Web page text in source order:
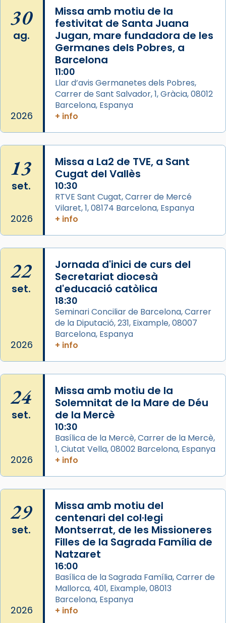
📸 J. Merino
Photo
View on Facebook Share
Arquebisbat de Barcelona
de Barcelona.
2 weeks ago
Aquest dilluns, 27 de juliol, ha tingut lloc la
missa d’acció de gràcies en agraïment al
L’arquebisbe de Barcelona, el cardenal Joan
Josep Omella, ha presidit la missa i l’ha
concelebrat el bisbe auxiliar de Barcelona,
Mons. David Abadías.
📸 Dr. G. Simón
Arquebisbat de Barcelona
2 weeks ago
Memòria de les santes Juliana i
Semproniana, verges i màrtirs.
Acompanyant la història de sant Cugat, a
eterna”) són deixebles seves. I l’any 1667, el
frare Joan Gaspar Roig, afirma en una obra
que les santes són filles de l’antiga Iluro.
Mataró en reivindicarà les relíquies fins que
les aconseguirà el 1772. L’ofici que es canta
a la “Missa de les Santes” (“Missa de
pontifici, amb orquestra i cor, i té una
duració aproximada de tres hores. Després,
processó (recuperada el 1972) al voltant
del temple amb les relíquies de les santes.
Des de 1985 hi participa també un grup de
diablesses amb música i ball propis. Festa
gran a Mataró.
«Si vols saber què és calor, ves per les
Santes a Mataró»🥵.
30
ag.
2026
Missa amb motiu de la
festivitat de Santa Juana
Jugan, mare fundadora de les
Germanes dels Pobres, a
Barcelona
11:00
Llar d’avis Germanetes dels Pobres,
Carrer de Sant Salvador, 1, Gràcia, 08012
Barcelona, Espanya
+ info
13
set.
2026
Missa a La2 de TVE, a Sant
Cugat del Vallès
10:30
RTVE Sant Cugat, Carrer de Mercé
Vilaret, 1, 08174 Barcelona, Espanya
+ info
22
set.
2026
Jornada d'inici de curs del
Secretariat diocesà
d'educació catòlica
18:30
Seminari Conciliar de Barcelona, Carrer
de la Diputació, 231, Eixample, 08007
Barcelona, Espanya
+ info
24
set.
2026
Missa amb motiu de la
Solemnitat de la Mare de Déu
de la Mercè
10:30
Basílica de la Mercè, Carrer de la Mercè,
1, Ciutat Vella, 08002 Barcelona, Espanya
+ info
29
set.
2026
Missa amb motiu del
centenari del col·legi
Montserrat, de les Missioneres
Filles de la Sagrada Família de
Natzaret
16:00
Basílica de la Sagrada Família, Carrer de
Mallorca, 401, Eixample, 08013
Barcelona, Espanya
+ info